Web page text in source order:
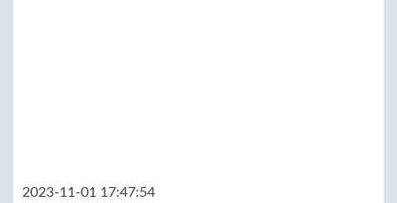
2023-11-01 17:47:54